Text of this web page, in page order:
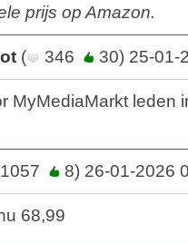
prijs op Amazon.
( 346 30) 25-01-
MyMediaMarkt leden
1057 8) 26-01-2026
68,99